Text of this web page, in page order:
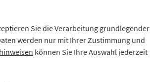
Sie die Verarbeitung grundlegender
werden nur mit Ihrer Zustimmung und
können Sie Ihre Auswahl jederzeit